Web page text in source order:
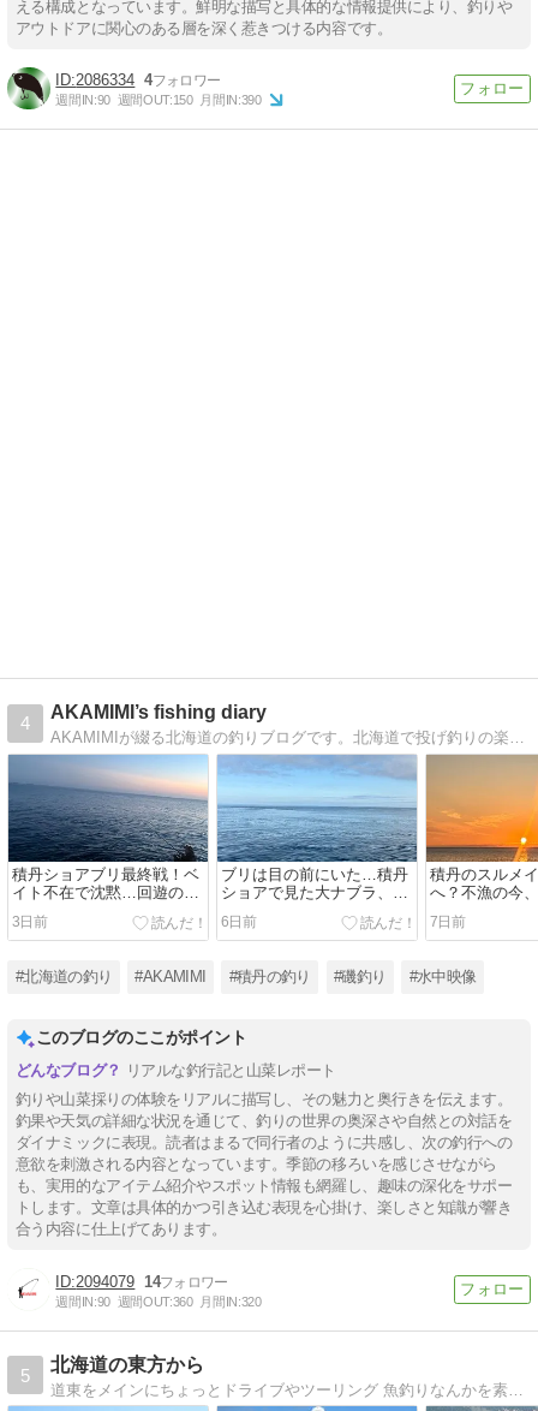
える構成となっています。鮮明な描写と具体的な情報提供により、釣りや
アウトドアに関心のある層を深く惹きつける内容です。
2086334 4
週間IN:90 週間OUT:150 月間IN:390
4
AKAMIMI’s fishing diary
AKAMIMIが綴る北海道の釣りブログです。北海道で投げ釣りの楽しさを紹介するとともに釣りに関するホットな情報提供しています。YouTubeで釣り映像、水中映像を公開しています。
積丹ショアブリ最終戦！ベ
イト不在で沈黙…回遊の難
しさを痛感
3日前
ブリは目の前にいた…積丹
ショアで見た大ナブラ、そ
の結末は？
6日前
積丹のスルメ
へ？不漁の今
で確かめてみた
7日前
#北海道の釣り #AKAMIMI #積丹の釣り #磯釣り #水中映像
このブログのここがポイント
リアルな釣行記と山菜レポート
釣りや山菜採りの体験をリアルに描写し、その魅力と奥行きを伝えます。
釣果や天気の詳細な状況を通じて、釣りの世界の奥深さや自然との対話を
ダイナミックに表現。読者はまるで同行者のように共感し、次の釣行への
意欲を刺激される内容となっています。季節の移ろいを感じさせながら
も、実用的なアイテム紹介やスポット情報も網羅し、趣味の深化をサポー
トします。文章は具体的かつ引き込む表現を心掛け、楽しさと知識が響き
合う内容に仕上げてあります。
2094079 14
週間IN:90 週間OUT:360 月間IN:320
5
北海道の東方から